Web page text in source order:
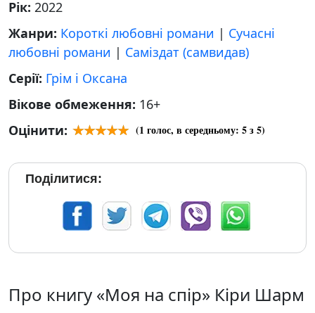
Рік: 2022
Жанри: Короткі любовні романи | Сучасні
любовні романи | Саміздат (самвидав)
Серії: Грім і Оксана
Вікове обмеження: 16+
Оцінити:
(1 голос, в середньому: 5з 5)
Поділитися:
Про книгу «Моя на спір» Кіри Шарм